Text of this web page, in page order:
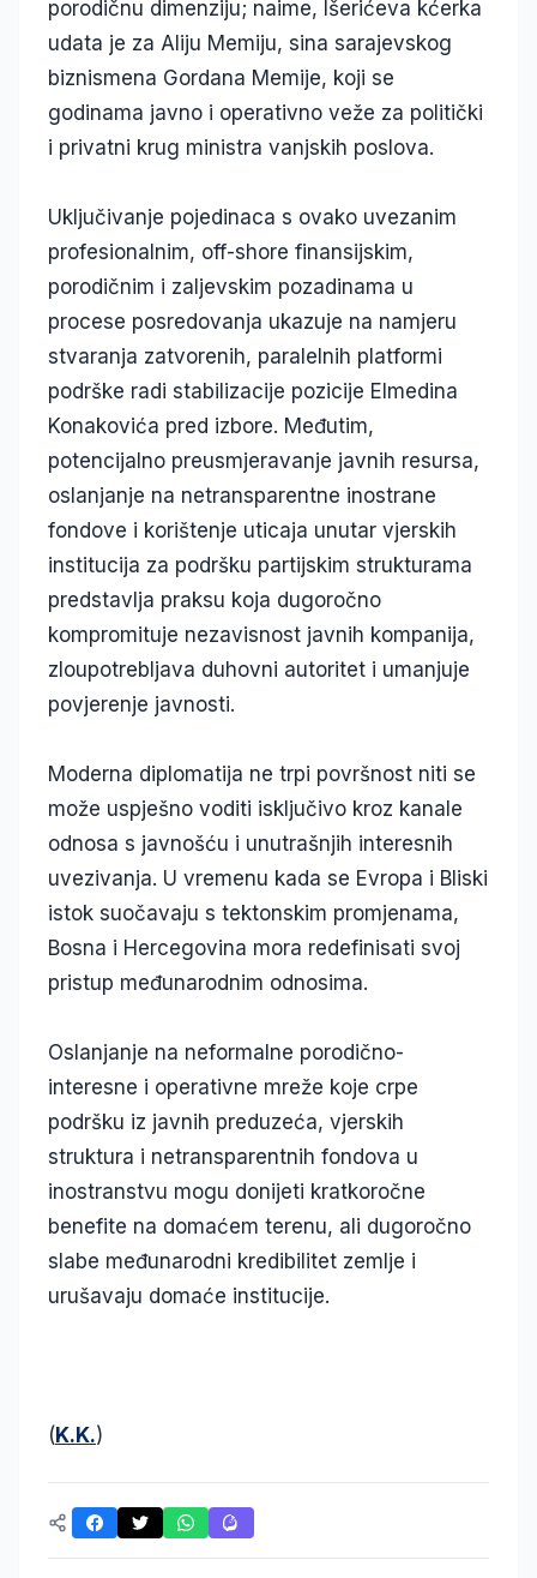
porodičnu dimenziju; naime, Išerićeva kćerka
udata je za Aliju Memiju, sina sarajevskog
biznismena Gordana Memije, koji se
godinama javno i operativno veže za politički
i privatni krug ministra vanjskih poslova.
Uključivanje pojedinaca s ovako uvezanim
profesionalnim, off-shore finansijskim,
porodičnim i zaljevskim pozadinama u
procese posredovanja ukazuje na namjeru
stvaranja zatvorenih, paralelnih platformi
podrške radi stabilizacije pozicije Elmedina
Konakovića pred izbore. Međutim,
potencijalno preusmjeravanje javnih resursa,
oslanjanje na netransparentne inostrane
fondove i korištenje uticaja unutar vjerskih
institucija za podršku partijskim strukturama
predstavlja praksu koja dugoročno
kompromituje nezavisnost javnih kompanija,
zloupotrebljava duhovni autoritet i umanjuje
povjerenje javnosti.
Moderna diplomatija ne trpi površnost niti se
može uspješno voditi isključivo kroz kanale
odnosa s javnošću i unutrašnjih interesnih
uvezivanja. U vremenu kada se Evropa i Bliski
istok suočavaju s tektonskim promjenama,
Bosna i Hercegovina mora redefinisati svoj
pristup međunarodnim odnosima.
Oslanjanje na neformalne porodično-
interesne i operativne mreže koje crpe
podršku iz javnih preduzeća, vjerskih
struktura i netransparentnih fondova u
inostranstvu mogu donijeti kratkoročne
benefite na domaćem terenu, ali dugoročno
slabe međunarodni kredibilitet zemlje i
urušavaju domaće institucije.
( K.K.)